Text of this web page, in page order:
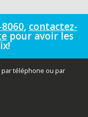
, contactez-
pour avoir les
téléphone ou par